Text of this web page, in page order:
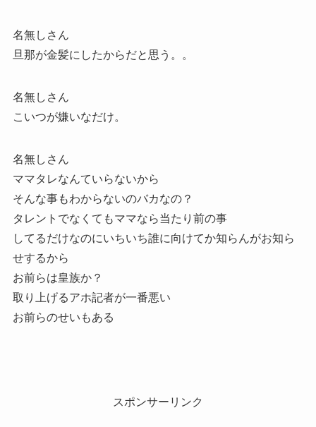
名無しさん
旦那が金髪にしたからだと思う。。
名無しさん
こいつが嫌いなだけ。
名無しさん
ママタレなんていらないから
そんな事もわからないのバカなの？
タレントでなくてもママなら当たり前の事
してるだけなのにいちいち誰に向けてか知らんがお知ら
せするから
お前らは皇族か？
取り上げるアホ記者が一番悪い
お前らのせいもある
スポンサーリンク